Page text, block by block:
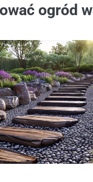
ogród